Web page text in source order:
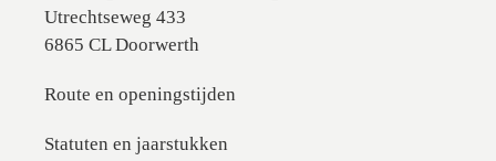
Utrechtseweg 433
6865 CL Doorwerth
Route en openingstijden
Statuten en jaarstukken